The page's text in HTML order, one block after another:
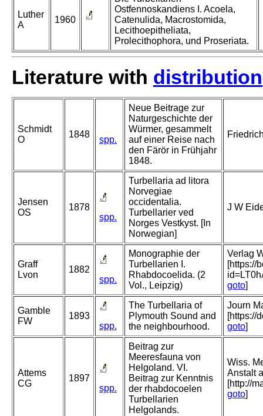
Luther
A
1960
Ostfennoskandiens I. Acoela,
Catenulida, Macrostomida,
Lecithoepitheliata,
Prolecithophora, und Proseriata.
Literature with distribution
Schmidt
O
1848
spp.
Neue Beitrage zur
Naturgeschichte der
Würmer, gesammelt
auf einer Reise nach
den Färör in Frühjahr
1848.
Jensen
OS
1878
spp.
Turbellaria ad litora
Norvegiae
occidentalia.
Turbellarier ved
Norges Vestkyst. [In
Norwegian]
J W
Graff
Lvon
1882
spp.
Monographie der
Turbellarien I.
Rhabdocoelida. (2
Vol., Leipzig)
Verlag
[https://
goto]
Gamble
FW
1893
spp.
The Turbellaria of
Plymouth Sound and
the neighbourhood.
Journ
[https://
goto]
Attems
CG
1897
spp.
Beitrag zur
Meeresfauna von
Helgoland. VI.
Beitrag zur Kenntnis
der rhabdocoelen
Turbellarien
Helgolands.
Wiss.
Anstalt
[http://
goto]